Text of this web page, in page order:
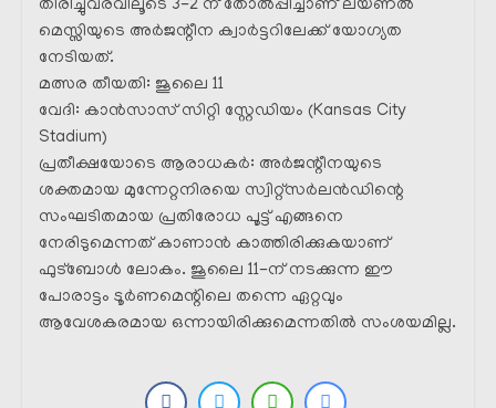
തിരിച്ചുവരവിലൂടെ 3-2 ന് തോൽപ്പിച്ചാണ് ലയണൽ
മെസ്സിയുടെ അർജന്റീന ക്വാർട്ടറിലേക്ക് യോഗ്യത
നേടിയത്.
മത്സര തീയതി: ജൂലൈ 11
വേദി: കാൻസാസ് സിറ്റി സ്റ്റേഡിയം (Kansas City
Stadium)
പ്രതീക്ഷയോടെ ആരാധകർ: അർജന്റീനയുടെ
ശക്തമായ മുന്നേറ്റനിരയെ സ്വിറ്റ്‌സർലൻഡിന്റെ
സംഘടിതമായ പ്രതിരോധ പൂട്ട് എങ്ങനെ
നേരിടുമെന്നത് കാണാൻ കാത്തിരിക്കുകയാണ്
ഫുട്ബോൾ ലോകം. ജൂലൈ 11-ന് നടക്കുന്ന ഈ
പോരാട്ടം ടൂർണമെന്റിലെ തന്നെ ഏറ്റവും
ആവേശകരമായ ഒന്നായിരിക്കുമെന്നതിൽ സംശയമില്ല.